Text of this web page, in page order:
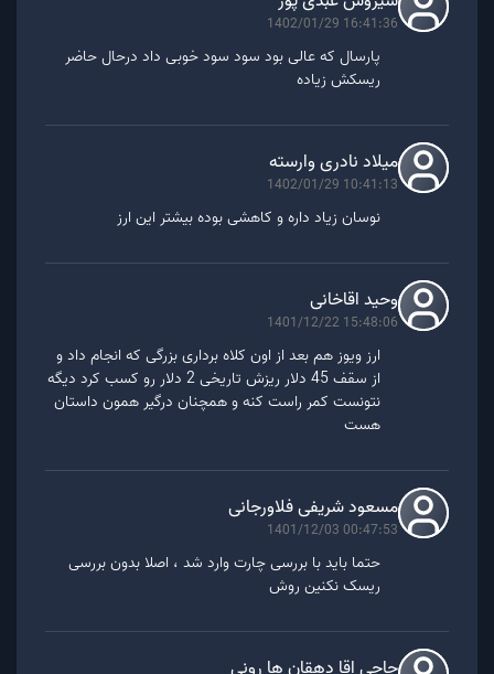
بهترین کیف پول ارز WAVES
جهت ذخیره سازی ارز ویوز، ولت های بسیاری وجود دارد،
که از جمله بهترین آن ها، می توان به موارد زیر اشاره کرد:
کیف پول سخت افزاری لجر
کیف پول نرم افزاری ویوز
1402/01/29 16:41:36
پارسال که عالی بود سود سود خوبی داد درحال حاضر
ریسکش زیاده
میلاد نادری وارسته
1402/01/29 10:41:13
نوسان زیاد داره و کاهشی بوده بیشتر این ارز
وحید اقاخانی
1401/12/22 15:48:06
ارز ویوز هم بعد از اون کلاه برداری بزرگی که انجام داد و
از سقف 45 دلار ریزش تاریخی 2 دلار رو کسب کرد دیگه
نتونست کمر راست کنه و همچنان درگیر همون داستان
هست
مسعود شریفی فلاورجانی
1401/12/03 00:47:53
حتما باید با بررسی چارت وارد شد ، اصلا بدون بررسی
ریسک نکنین روش
حاجی اقا دهقان ها رونی